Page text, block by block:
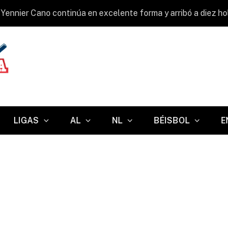
Yennier Cano continúa en excelente forma y arribó a diez
LIGAS AL NL BÉISBOL